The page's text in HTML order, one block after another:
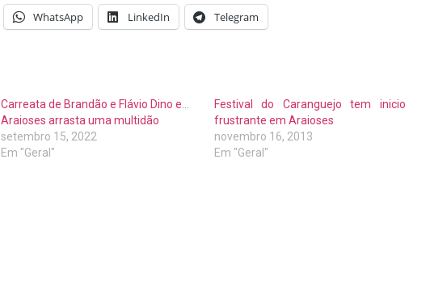
WhatsApp LinkedIn Telegram
Carreata de Brandão e Flávio Dino em
Araioses arrasta uma multidão
setembro 15, 2022
Em "Geral"
Festival do Caranguejo tem inicio
frustrante em Araioses
novembro 16, 2013
Em "Geral"